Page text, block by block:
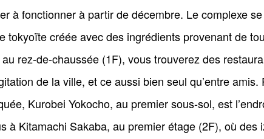
à fonctionner à partir de décembre. Le complexe
tokyoïte créée avec des ingrédients provenant de
rez-de-chaussée (1F), vous trouverez des
de la ville, et ce aussi bien seul qu’entre
Kurobei Yokocho, au premier sous-sol, est
à Kitamachi Sakaba, au premier étage (2F), où